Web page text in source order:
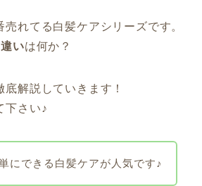
売れてる白髪ケアシリーズです。
違いは何か？
解説していきます！
下さい♪
にできる白髪ケアが人気です♪